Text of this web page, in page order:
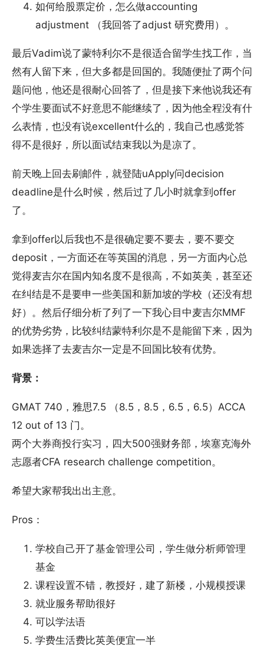
如何给股票定价，怎么做accounting
adjustment （我回答了adjust 研究费用）。
最后Vadim说了蒙特利尔不是很适合留学生找工作，当
然有人留下来，但大多都是回国的。我随便扯了两个问
题问他，他还是很耐心回答了，但是接下来他说我还有
个学生要面试不好意思不能继续了，因为他全程没有什
么表情，也没有说excellent什么的，我自己也感觉答
得不是很好，所以面试结束我以为是凉了。
前天晚上回去刷邮件，就登陆uApply问decision
deadline是什么时候，然后过了几小时就拿到offer
了。
拿到offer以后我也不是很确定要不要去，要不要交
deposit，一方面还在等英国的消息，另一方面内心总
觉得麦吉尔在国内知名度不是很高，不如英美，甚至还
在纠结是不是要申一些美国和新加坡的学校（还没有想
好）。然后仔细分析了列了一下我心目中麦吉尔MMF
的优势劣势，比较纠结蒙特利尔是不是能留下来，因为
如果选择了去麦吉尔一定是不回国比较有优势。
背景：
GMAT 740，雅思7.5 （8.5，8.5，6.5，6.5）ACCA
12 out of 13 门。
两个大券商投行实习，四大500强财务部，埃塞克海外
志愿者CFA research challenge competition。
希望大家帮我出出主意。
Pros：
学校自己开了基金管理公司，学生做分析师管理
基金
课程设置不错，教授好，建了新楼，小规模授课
就业服务帮助很好
可以学法语
学费生活费比英美便宜一半